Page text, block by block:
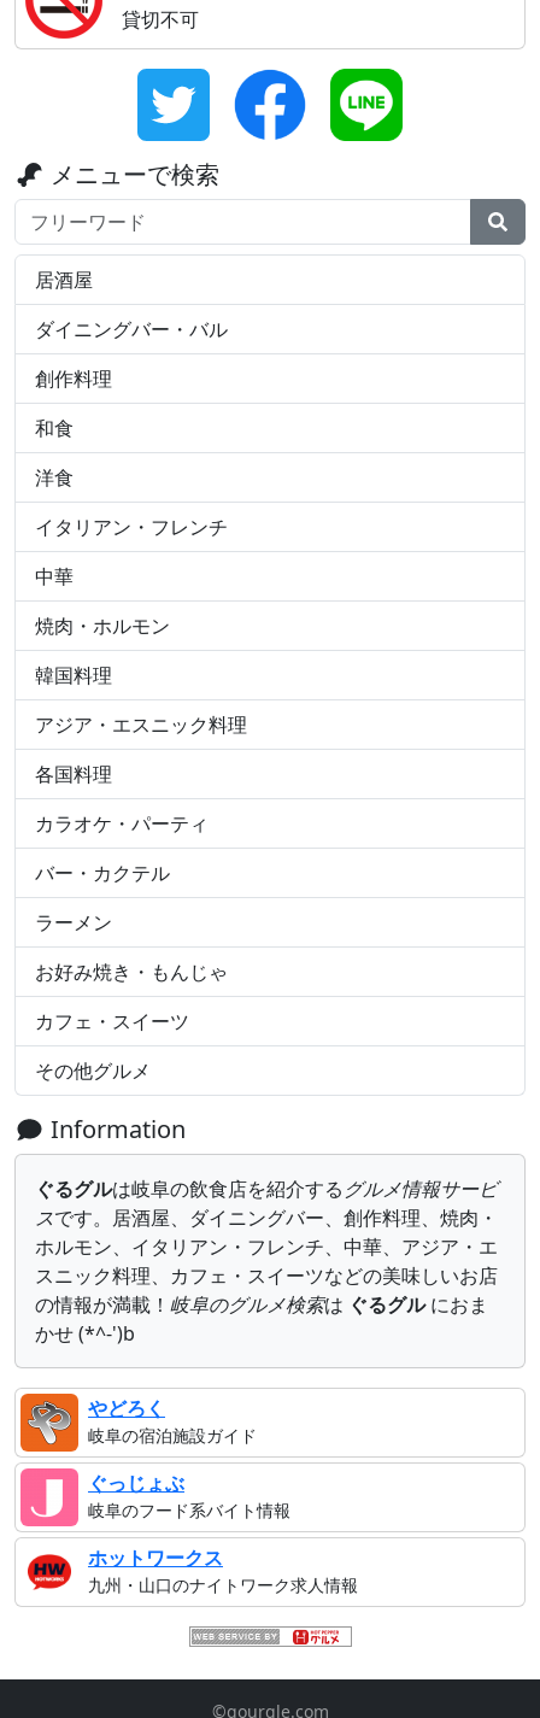
貸切不可
メニューで検索
検索ワード
居酒屋
ダイニングバー・バル
創作料理
和食
洋食
イタリアン・フレンチ
中華
焼肉・ホルモン
韓国料理
アジア・エスニック料理
各国料理
カラオケ・パーティ
バー・カクテル
ラーメン
お好み焼き・もんじゃ
カフェ・スイーツ
その他グルメ
Information
ぐるグルは岐阜の飲食店を紹介する グルメ情報サービ
スです。居酒屋、ダイニングバー、創作料理、焼肉・
ホルモン、イタリアン・フレンチ、中華、アジア・エ
スニック料理、カフェ・スイーツなどの美味しいお店
の情報が満載！ 岐阜のグルメ検索は ぐるグルにおま
かせ (*^-')b
やどろく
岐阜の宿泊施設ガイド
ぐっじょぶ
岐阜のフード系バイト情報
ホットワークス
九州・山口のナイトワーク求人情報
©gourgle.com